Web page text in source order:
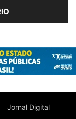
Jornal Digital